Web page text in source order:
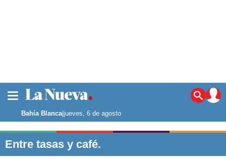
Noticias
La ciudad
Punta Alta
Bahía Blanca|jueves, 6 de agosto
Entre tasas y café.